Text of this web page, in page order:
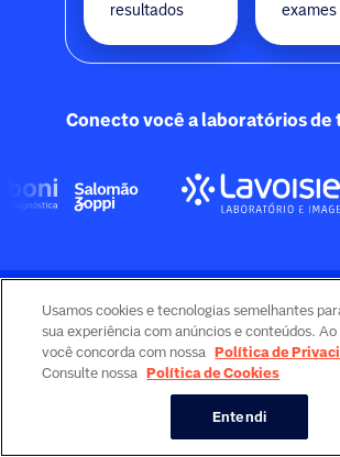
resultados
exames
Conecto você a laboratórios de
Confira aqui nossas configurações de
Usamos cookies e tecnologias semelhantes
sua experiência com anúncios e conteúdos.
você concorda com nossa Política de
Consulte nossa Política de Cookies
Entendi